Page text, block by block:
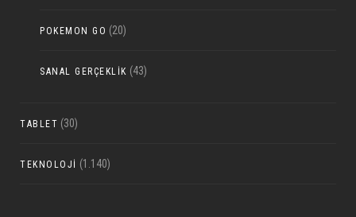
POKEMON GO (20)
SANAL GERÇEKLIK (43)
TABLET (30)
TEKNOLOJI (1.140)